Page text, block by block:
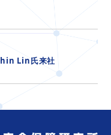
Lin氏来社